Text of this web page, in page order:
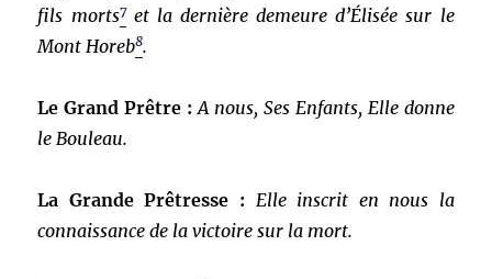
fils morts7et la dernière demeure d’Élisée sur le
Mont Horeb8.
Le Grand Prêtre : A nous, Ses Enfants, Elle donne
le Bouleau.
La Grande Prêtresse : Elle inscrit en nous la
connaissance de la victoire sur la mort.